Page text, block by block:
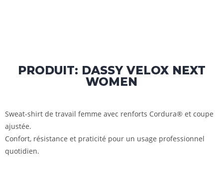
PRODUIT: DASSY VELOX NEXT
WOMEN
Sweat-shirt de travail femme avec renforts Cordura® et coupe
ajustée.
Confort, résistance et praticité pour un usage professionnel
quotidien.